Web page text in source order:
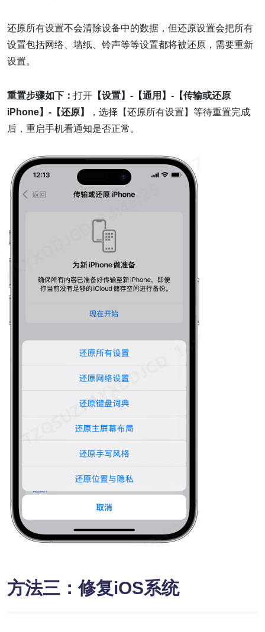
还原所有设置不会清除设备中的数据，但还原设置会把所有
设置包括网络、墙纸、铃声等等设置都将被还原，需要重新
设置。
重置步骤如下： 打开 【设置】-【通用】-【传输或还原
iPhone】-【还原】
，选择【还原所有设置】等待重置完成
后，重启手机看通知是否正常。
方法三：修复iOS系统